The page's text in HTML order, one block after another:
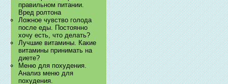
правильном питании.
Вред ролтона
Ложное чувство голода
после еды. Постоянно
хочу есть, что делать?
Лучшие витамины. Какие
витамины принимать на
диете?
Меню для похудения.
Анализ меню для
похудения.